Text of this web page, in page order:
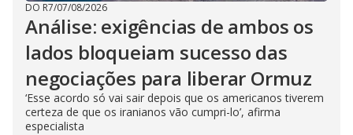
DO R7/07/08/2026
Análise: exigências de ambos os
lados bloqueiam sucesso das
negociações para liberar Ormuz
‘Esse acordo só vai sair depois que os americanos tiverem
certeza de que os iranianos vão cumpri-lo’, afirma
especialista